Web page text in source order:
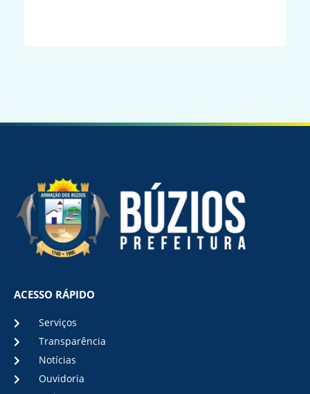
ACESSO RÁPIDO
Serviços
Transparência
Notícias
Ouvidoria